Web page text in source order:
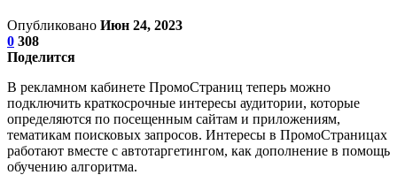
Опубликовано Июн 24, 2023
0 308
Поделится
В рекламном кабинете ПромоСтраниц теперь можно
подключить краткосрочные интересы аудитории, которые
определяются по посещенным сайтам и приложениям,
тематикам поисковых запросов. Интересы в ПромоСтраницах
работают вместе с автотаргетингом, как дополнение в помощь
обучению алгоритма.